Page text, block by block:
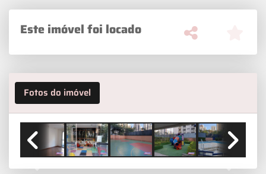
Este imóvel foi locado
Fotos do imóvel
Previous Next